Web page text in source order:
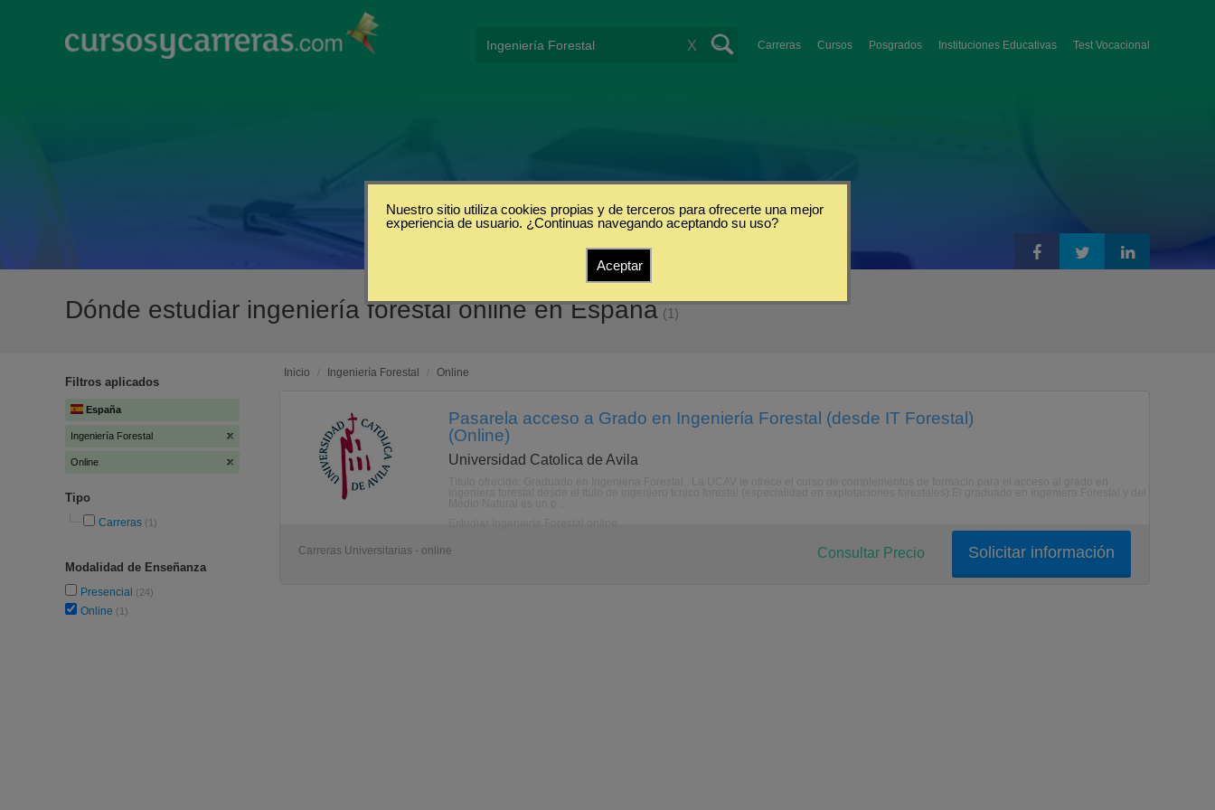
Carreras Cursos Posgrados Instituciones Educativas Test Vocacional
X
Dónde estudiar ingeniería forestal online en España (1)
Filtros aplicados
España
Ingeniería Forestal
Online
Tipo
Carreras (1)
Modalidad de Enseñanza
Presencial (24)
Online (1)
Inicio / Ingeniería Forestal / Online
Pasarela acceso a Grado en Ingeniería Forestal (desde IT Forestal)
(Online)
Universidad Catolica de Avila
Carreras Universitarias - online Solicitar información
Consultar Precio
Nuestro sitio utiliza cookies propias y de terceros para ofrecerte una mejor
experiencia de usuario. ¿Continuas navegando aceptando su uso?
Aceptar